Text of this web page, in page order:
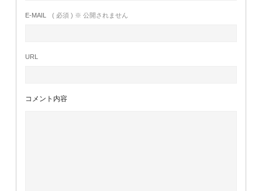
E-MAIL ( 必須 ) ※ 公開されません
URL
コメント内容